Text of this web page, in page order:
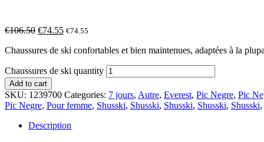
€106.50 €74.55 €74.55
Chaussures de ski confortables et bien maintenues, adaptées à la
Chaussures de ski quantity
Add to cart
SKU: 1239700 Categories: 7 jours, Autre, Everest, Pic Negre, Pic
Pic Negre, Pour femme, Shusski, Shusski, Shusski, Shusski, Shusski,
Description